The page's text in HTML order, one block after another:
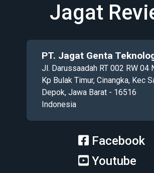
Jagat
PT. Jagat Genta
Jl. Darussaadah RT 002 RW 04
Kp Bulak Timur, Cinangka, Kec
Depok, Jawa Barat - 16516
Indonesia
Facebook
Youtube